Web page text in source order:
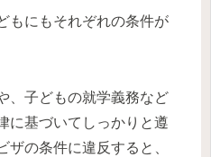
もにもそれぞれの条件が
、子どもの就学義務など
に基づいてしっかりと遵
の条件に違反すると、